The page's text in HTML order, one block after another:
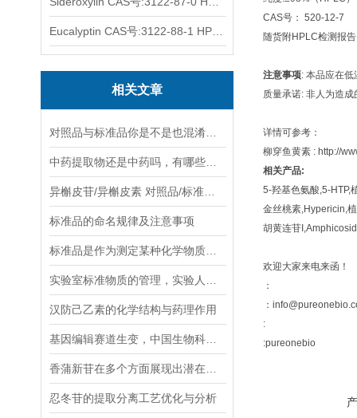
相关文章
标准品的命名规律及注意事项
汉防己乙素的化学结构与药理作用
忍冬苷的提取分离工艺优化与分析
CAS号： 520-12-7
随货附HPLC检测报
注意事项: 本品应在
质量承诺: 非人为造
详情可参考：
柳穿鱼黄素 : http://
相关产品:
5-羟基色氨酸,5-HTP,
金丝桃素,Hypericin,
胡黄连苷
欢迎大家来电来函！
：
：
:
:pureonebio